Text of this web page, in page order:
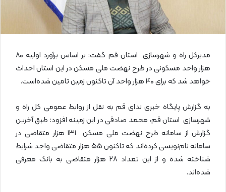
مدیرکل راه و شهرسازی استان قم گفت: بر اساس برآورد اولیه ۸۰
هزار واحد مسکونی در طرح نهضت ملی مسکن در این استان احداث
خواهد شد که برای ۴۰ هزار واحد آن تاکنون زمین تامین شده‌است.
به گزارش پایگاه خبری ندای قم به نقل از روابط عمومی کل راه و
شهرسازی استان قم، محمد صادقی در این زمینه افزود: طبق آخرین
گزارش از سامانه طرح نهضت ملی مسکن ۱۳۱ هزار متقاضی در
سامانه نام‌نویسی کرده‌اند که تاکنون ۵۵ هزار متقاضی واجد شرایط
شناخته شده و از این تعداد ۲۸ هزار متقاضی به بانک معرفی
شده‌اند.